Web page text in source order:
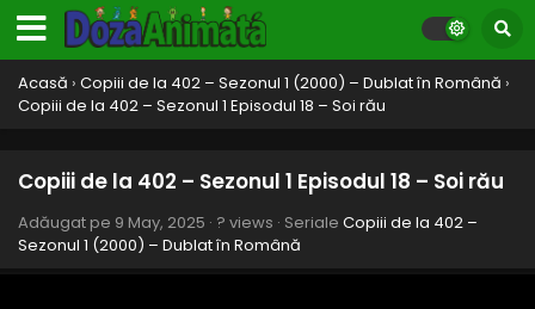
Acasă › Copiii de la 402 – Sezonul 1 (2000) – Dublat în Română ›
Copiii de la 402 – Sezonul 1 Episodul 18 – Soi rău
Copiii de la 402 – Sezonul 1 Episodul 18 – Soi rău
Adăugat pe 9 May, 2025 · ? views · Seriale Copiii de la 402 –
Sezonul 1 (2000) – Dublat în Română